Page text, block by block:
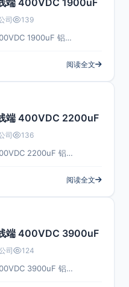
端 400VDC 1900uF
司 139
1900uF 铝…
阅读全文
端 400VDC 2200uF
司 136
2200uF 铝…
阅读全文
端 400VDC 3900uF
司 124
3900uF 铝…